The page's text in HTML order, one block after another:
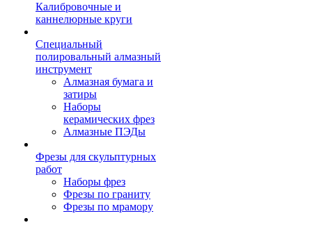
Калибровочные и
каннелюрные круги
Специальный
полировальный алмазный
инструмент
Алмазная бумага и
затиры
Наборы
керамических фрез
Алмазные ПЭДы
Фрезы для скульптурных
работ
Наборы фрез
Фрезы по граниту
Фрезы по мрамору